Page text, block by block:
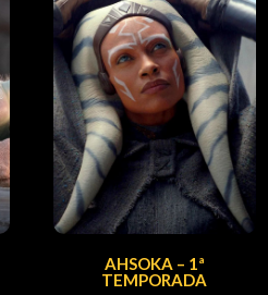
AHSOKA – 1ª
TEMPORADA